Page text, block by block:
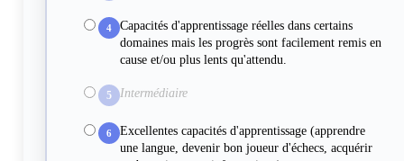
4
Capacités d'apprentissage réelles dans certains
domaines mais les progrès sont facilement remis en
cause et/ou plus lents qu'attendu.
5 Intermédiaire
6
Excellentes capacités d'apprentissage (apprendre
une langue, devenir bon joueur d'échecs, acquérir